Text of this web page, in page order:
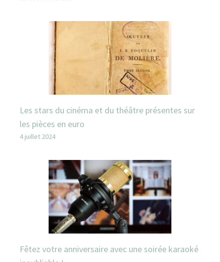
Les stars du cinéma et du théâtre présentes sur
les pièces en euro
4 juillet 2024
Fêtez votre anniversaire avec une soirée karaoké